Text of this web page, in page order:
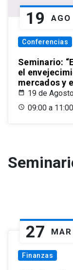
19 AGO
Conferencias
Seminario:
el
mercados y
19 de
09:00 a
27 MAR
Finanzas